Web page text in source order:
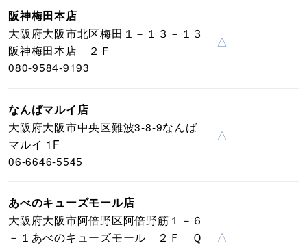
阪神梅田本店
大阪府大阪市北区梅田１－１３－１３
阪神梅田本店 ２Ｆ
080-9584-9193
△
なんばマルイ店
大阪府大阪市中央区難波3-8-9なんば
マルイ 1F
06-6646-5545
△
あべのキューズモール店
大阪府大阪市阿倍野区阿倍野筋１－６
－１あべのキューズモール ２Ｆ Ｑ
△